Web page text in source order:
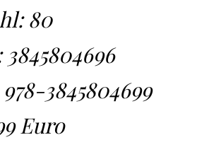
80
3845804696
978-3845804699
Euro